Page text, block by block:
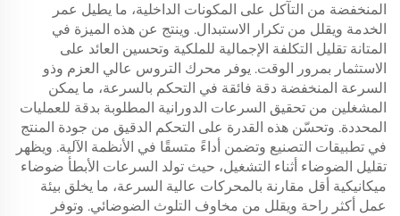
المنخفضة من التآكل على المكونات الداخلية، ما يطيل عمر
الخدمة ويقلل من تكرار الاستبدال. وينتج عن هذه الميزة في
المتانة تقليل التكلفة الإجمالية للملكية وتحسين العائد على
الاستثمار بمرور الوقت. يوفر محرك التروس عالي العزم وذو
السرعة المنخفضة دقة فائقة في التحكم بالسرعة، ما يمكن
المشغلين من تحقيق السرعات الدورانية المطلوبة بدقة للعمليات
المحددة. وتحسّن هذه القدرة على التحكم الدقيق من جودة المنتج
في تطبيقات التصنيع وتضمن أداءً متسقًا في الأنظمة الآلية. ويظهر
تقليل الضوضاء أثناء التشغيل، حيث تولد السرعات الأبطأ ضوضاء
ميكانيكية أقل مقارنة بالمحركات عالية السرعة، ما يخلق بيئة
عمل أكثر راحة ويقلل من مخاوف التلوث الضوضائي. وتوفر